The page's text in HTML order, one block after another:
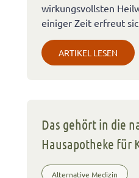
wirkungsvollsten
einiger Zeit erfreut
ARTIKEL LESEN
Das gehört in die
Hausapotheke für
Alternative Medizin